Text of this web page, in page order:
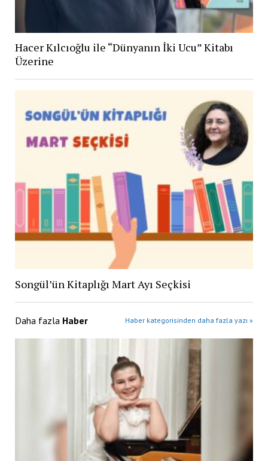
Hacer Kılcıoğlu ile “Dünyanın İki Ucu” Kitabı
Üzerine
Songül’ün Kitaplığı Mart Ayı Seçkisi
Daha fazla Haber Haber kategorisinden daha fazla yazı »